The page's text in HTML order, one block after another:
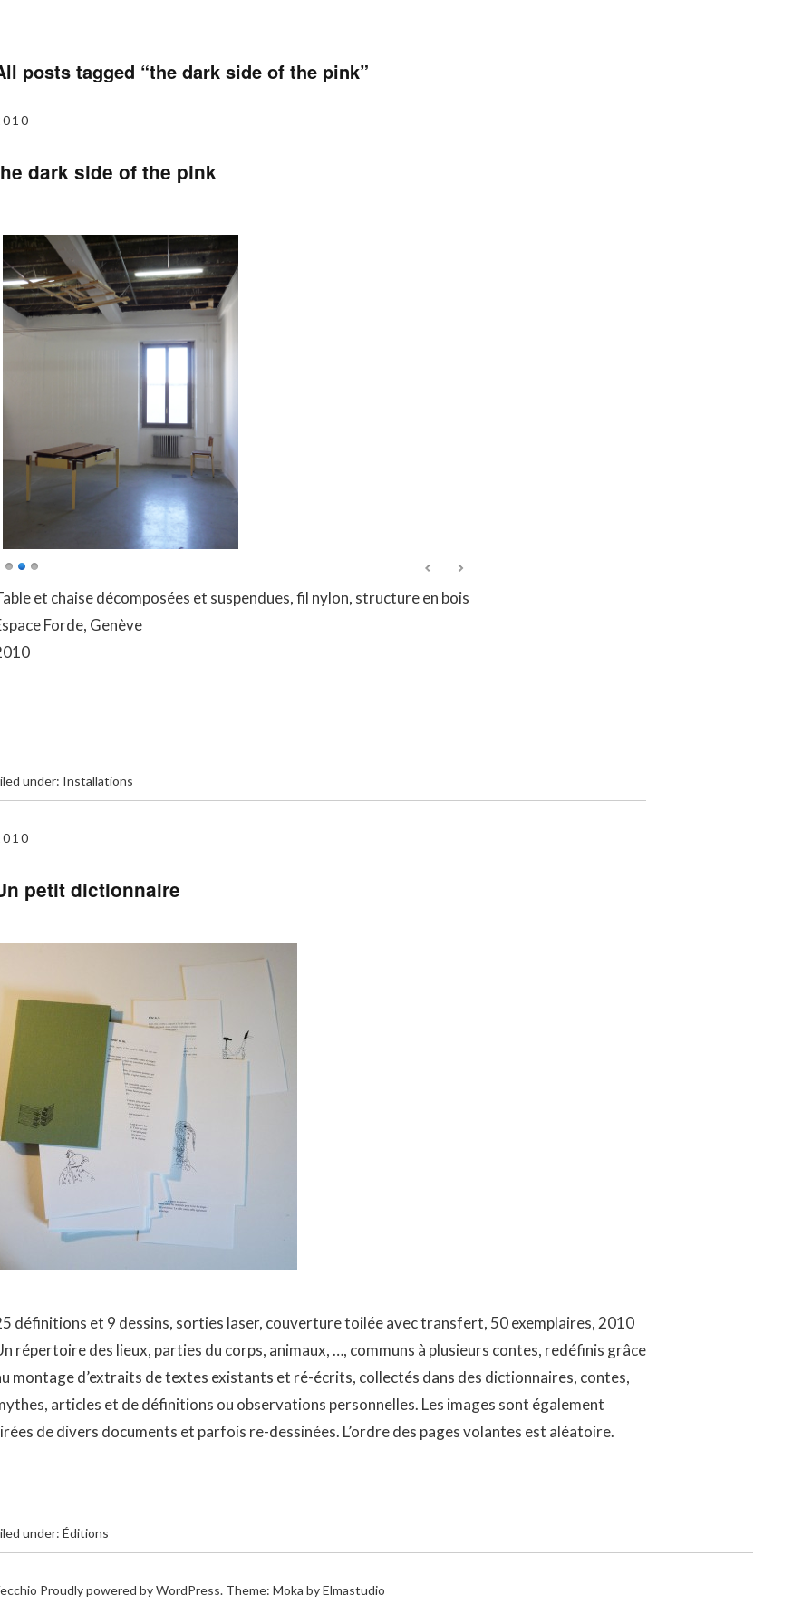
posts tagged “the dark side of the pink”
dark side of the pink
et chaise décomposées et suspendues, fil nylon, structure en bois
Forde, Genève
under: Installations
petit dictionnaire
définitions et 9 dessins, sorties laser, couverture toilée avec transfert, 50 exemplaires, 2010
répertoire des lieux, parties du corps, animaux, …, communs à plusieurs contes, redéfinis grâce
montage d’extraits de textes existants et ré-écrits, collectés dans des dictionnaires, contes,
articles et de définitions ou observations personnelles. Les images sont également
de divers documents et parfois re-dessinées. L’ordre des pages volantes est aléatoire.
under: Éditions
Proudly powered byWordPress. Theme: Moka byElmastudio